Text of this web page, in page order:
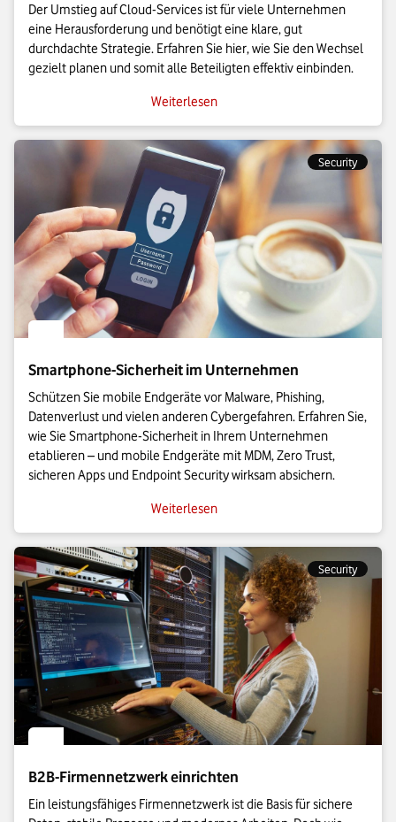
Der Umstieg auf Cloud-Services ist für viele Unternehmen
eine Herausforderung und benötigt eine klare, gut
durchdachte Strategie. Erfahren Sie hier, wie Sie den Wechsel
gezielt planen und somit alle Beteiligten effektiv einbinden.
Weiterlesen
Security
Smartphone-Sicherheit im Unternehmen
Schützen Sie mobile Endgeräte vor Malware, Phishing,
Datenverlust und vielen anderen Cybergefahren. Erfahren Sie,
wie Sie Smartphone-Sicherheit in Ihrem Unternehmen
etablieren – und mobile Endgeräte mit MDM, Zero Trust,
sicheren Apps und Endpoint Security wirksam absichern.
Weiterlesen
Security
B2B-Firmennetzwerk einrichten
Ein leistungsfähiges Firmennetzwerk ist die Basis für sichere